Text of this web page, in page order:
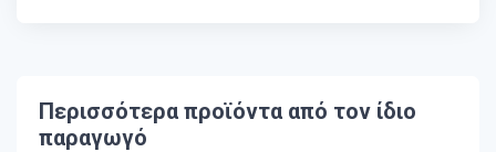
Περισσότερα προϊόντα από τον ίδιο
παραγωγό